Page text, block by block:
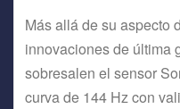
Más allá de su aspecto
innovaciones de última
sobresalen el sensor
curva de 144 Hz con